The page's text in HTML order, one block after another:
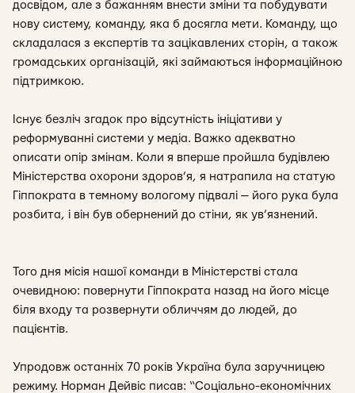
досвідом, але з бажанням внести зміни та побудувати
нову систему, команду, яка б досягла мети. Команду, що
складалася з експертів та зацікавлених сторін, а також
громадських організацій, які займаються інформаційною
підтримкою.
Існує безліч згадок про відсутність ініціативи у
реформуванні системи у медіа. Важко адекватно
описати опір змінам. Коли я вперше пройшла будівлею
Міністерства охорони здоров’я, я натрапила на статую
Гіппократа в темному вологому підвалі — його рука була
розбита, і він був обернений до стіни, як ув’язнений.
Того дня місія нашої команди в Міністерстві стала
очевидною: повернути Гіппократа назад на його місце
біля входу та розвернути обличчям до людей, до
пацієнтів.
Упродовж останніх 70 років Україна була заручницею
режиму. Норман Дейвіс писав: “Соціально-економічних